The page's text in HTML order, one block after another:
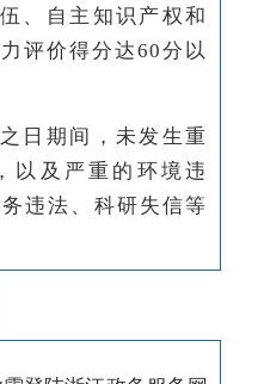
、自主知识产权和
评价得分达60分以
日期间，未发生重
以及严重的环境违
违法、科研失信等